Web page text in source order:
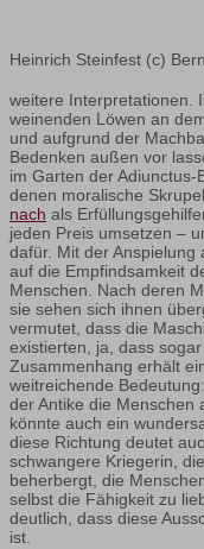
Heinrich Steinfest (c)
weitere Interpretationen.
weinenden Löwen an
und aufgrund der
Bedenken außen vor
im Garten der
denen moralische
nach als
jeden Preis umsetzen –
dafür. Mit der Anspielung
auf die Empfindsamkeit
Menschen. Nach deren
sie sehen sich ihnen
vermutet, dass die
existierten, ja, dass
Zusammenhang erhält
weitreichende
der Antike die Menschen
könnte auch ein
diese Richtung deutet
schwangere Kriegerin,
beherbergt, die
selbst die Fähigkeit zu
deutlich, dass diese
ist.